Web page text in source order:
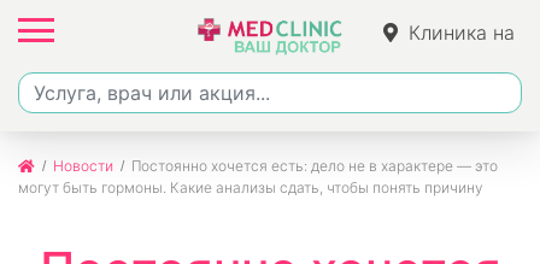
Клиника на
Джалиля
Новости
Постоянно хочется есть: дело не в характере — это
могут быть гормоны. Какие анализы сдать, чтобы понять причину